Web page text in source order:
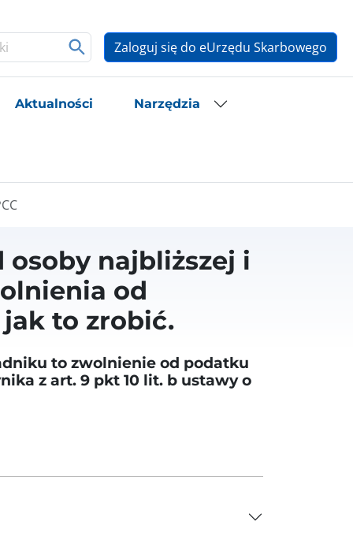
Zaloguj się do eUrzędu Skarbowego
Aktualności Narzędzia
osoby najbliższej i
od
jak to zrobić.
to zwolnienie od podatku
z art. 9 pkt 10 lit. b ustawy o